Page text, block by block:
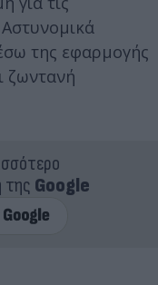
της εφαρμογής
ζωντανή
της Google